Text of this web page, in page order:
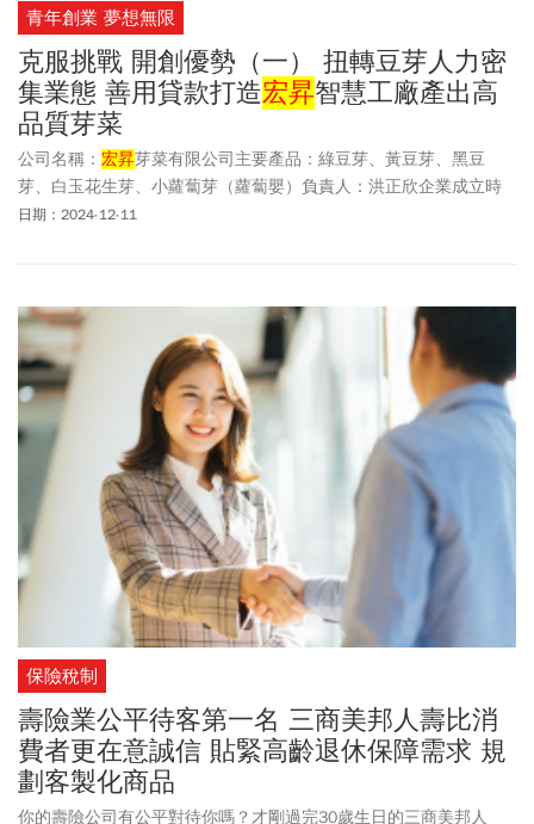
青年創業 夢想無限
克服挑戰 開創優勢（一） 扭轉豆芽人力密
集業態 善用貸款打造宏昇智慧工廠產出高
品質芽菜
公司名稱： 宏昇芽菜有限公司主要產品：綠豆芽、黃豆芽、黑豆
芽、白玉花生芽、小蘿蔔芽（蘿蔔嬰）負責人：洪正欣企業成立時
間：110年02月核貸銀行：彰化商銀北港分行
日期：2024-12-11
保險稅制
壽險業公平待客第一名 三商美邦人壽比消
費者更在意誠信 貼緊高齡退休保障需求 規
劃客製化商品
你的壽險公司有公平對待你嗎？才剛過完30歲生日的三商美邦人